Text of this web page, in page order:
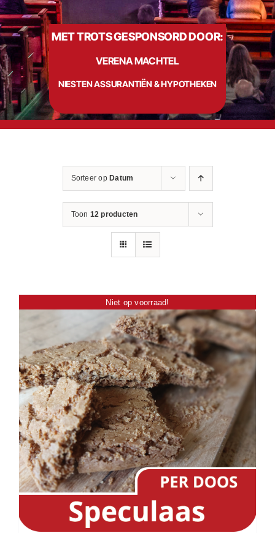
MET TROTS GESPONSORD DOOR:
VERENA MACHTEL
NIESTEN ASSURANTIËN & HYPOTHEKEN
Info
Contact
Sorteer opDatum
Toon 12 producten
Niet op voorraad!